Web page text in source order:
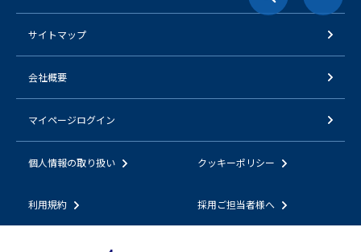
サイトマップ
会社概要
マイページログイン
個人情報の取り扱い クッキーポリシー
利用規約 採用ご担当者様へ